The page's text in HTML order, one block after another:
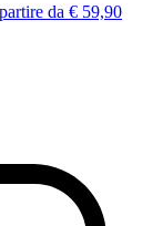
da € 59,90